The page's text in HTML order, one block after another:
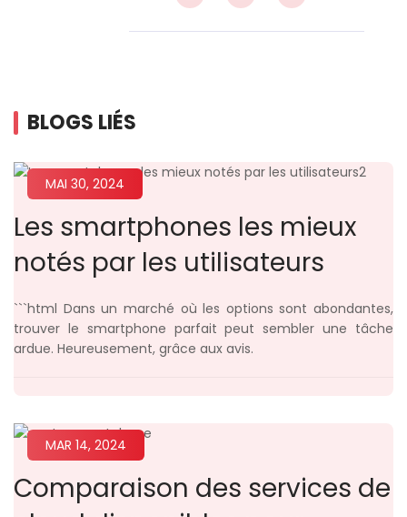
BLOGS LIÉS
Les smartphones les mieux
notés par les utilisateurs
```html Dans un marché où les options sont abondantes,
trouver le smartphone parfait peut sembler une tâche
ardue. Heureusement, grâce aux avis.
MAI 30, 2024
Comparaison des services de
MAR 14, 2024